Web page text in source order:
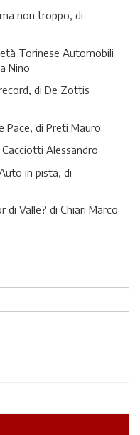
non troppo, di
Torinese Automobili
Nino
di De Zottis
Pace, di Preti Mauro
Alessandro
in pista, di
di Valle? di Chiari Marco